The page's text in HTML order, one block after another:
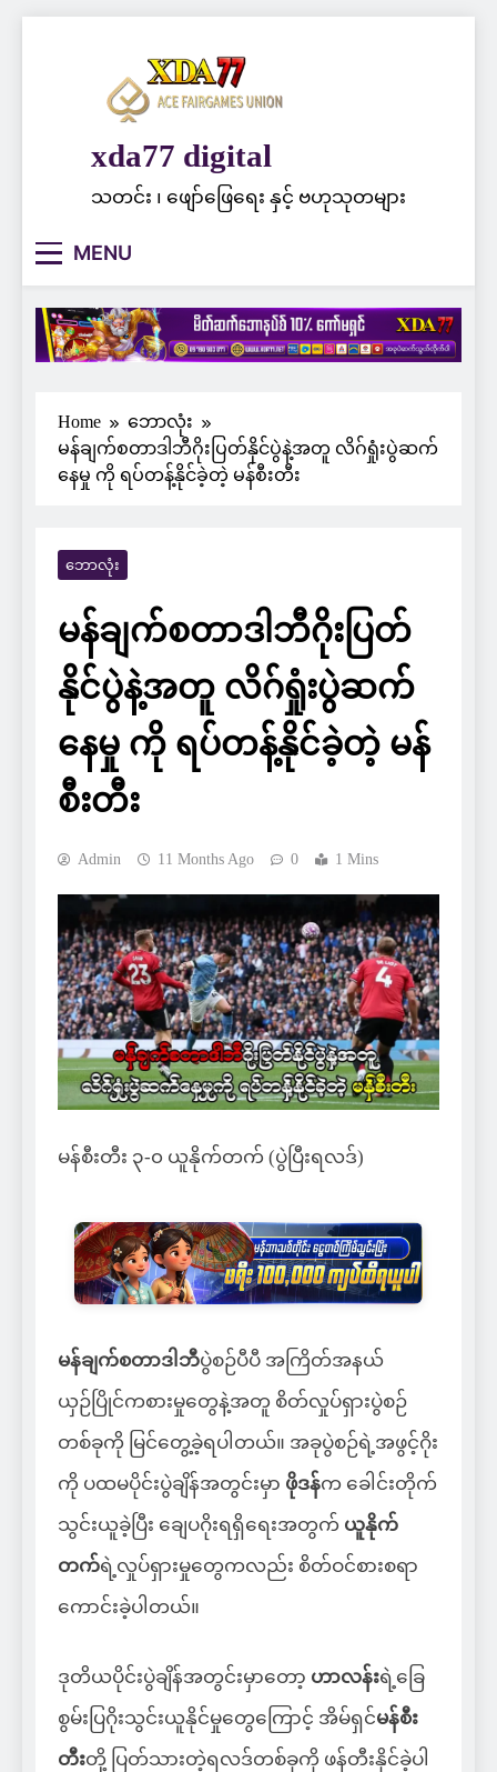
xda77 digital
သတင်း ၊ ဖျော်ဖြေရေး နှင့် ဗဟုသုတများ
MENU
Home
ဘောလုံး
မန်ချက်စတာဒါဘီဂိုးပြတ်နိုင်ပွဲနဲ့အတူ လိဂ်ရှုံးပွဲဆက်
နေမှု ကို ရပ်တန့်နိုင်ခဲ့တဲ့ မန်စီးတီး
ဘောလုံး
မန်ချက်စတာဒါဘီဂိုးပြတ်
နိုင်ပွဲနဲ့အတူ လိဂ်ရှုံးပွဲဆက်
နေမှု ကို ရပ်တန့်နိုင်ခဲ့တဲ့ မန်
စီးတီး
Admin 11 Months Ago 0 1 Mins
မန်စီးတီး ၃-၀ ယူနိုက်တက် (ပွဲပြီးရလဒ်)
မန်ချက်စတာဒါဘီပွဲစဉ်ပီပီ အကြိတ်အနယ်
ယှဉ်ပြိုင်ကစားမှုတွေနဲ့အတူ စိတ်လှုပ်ရှားပွဲစဉ်
တစ်ခုကို မြင်တွေ့ခဲ့ရပါတယ်။ အခုပွဲစဉ်ရဲ့အဖွင့်ဂိုး
ကို ပထမပိုင်းပွဲချိန်အတွင်းမှာ ဖိုဒန်က ခေါင်းတိုက်
သွင်းယူခဲ့ပြီး ချေပဂိုးရရှိရေးအတွက် ယူနိုက်
တက်ရဲ့လှုပ်ရှားမှုတွေကလည်း စိတ်ဝင်စားစရာ
ကောင်းခဲ့ပါတယ်။
ဒုတိယပိုင်းပွဲချိန်အတွင်းမှာတော့ ဟာလန်းရဲ့ခြေ
စွမ်းပြဂိုးသွင်းယူနိုင်မှုတွေကြောင့် အိမ်ရှင်မန်စီး
တီးတို့ ပြတ်သားတဲ့ရလဒ်တစ်ခုကို ဖန်တီးနိုင်ခဲ့ပါ